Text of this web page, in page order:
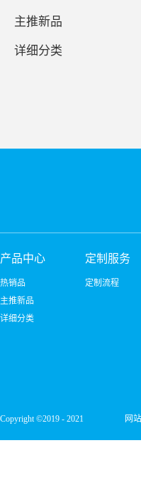
主推新品
详细分类
产品中心
热销品
主推新品
详细分类
定制服务
定制流程
Copyright ©2019 - 2021 网